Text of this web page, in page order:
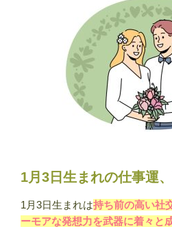
1月3日生まれの仕事運
1月3日生まれは持ち前の高い社
ーモアな発想力を武器に着々と